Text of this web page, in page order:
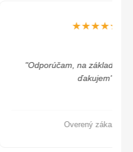
ústretovosti,